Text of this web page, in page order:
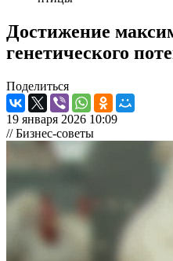
Достижение
генетического
Поделиться
19 января 2026 10:09
// Бизнес-советы